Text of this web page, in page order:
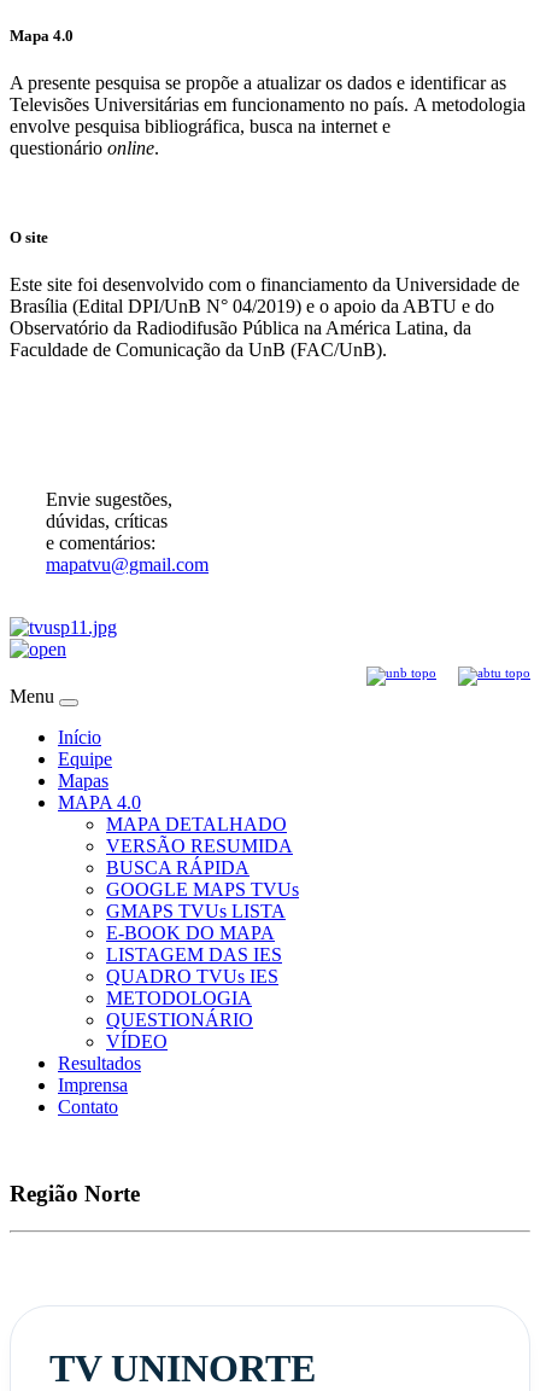
Mapa 4.0
A presente pesquisa se propõe a atualizar os dados e identificar as
Televisões Universitárias em funcionamento no país. A metodologia
envolve pesquisa bibliográfica, busca na internet e
questionário online.
O site
Este site foi desenvolvido com o financiamento da Universidade de
Brasília (Edital DPI/UnB N° 04/2019) e o apoio da ABTU e do
Observatório da Radiodifusão Pública na América Latina, da
Faculdade de Comunicação da UnB (FAC/UnB).
Envie sugestões,
dúvidas, críticas
e comentários:
mapatvu@gmail.com
Menu
Início
Equipe
Mapas
MAPA 4.0
MAPA DETALHADO
VERSÃO RESUMIDA
BUSCA RÁPIDA
GOOGLE MAPS TVUs
GMAPS TVUs LISTA
E-BOOK DO MAPA
LISTAGEM DAS IES
QUADRO TVUs IES
METODOLOGIA
QUESTIONÁRIO
VÍDEO
Resultados
Imprensa
Contato
Região Norte
TV UNINORTE